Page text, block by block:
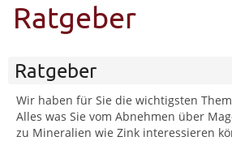
Ratgeber
Ratgeber
Wir haben für Sie die wichtigsten
Alles was Sie vom Abnehmen über
zu Mineralien wie Zink interessieren